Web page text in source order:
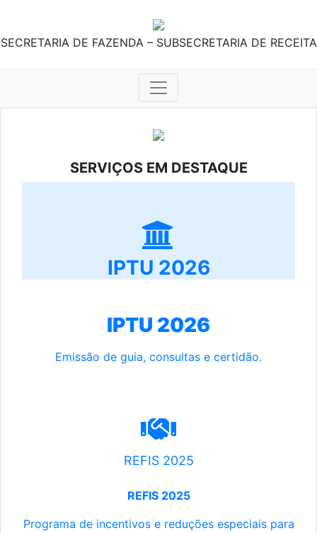
SECRETARIA DE FAZENDA – SUBSECRETARIA DE RECEITA
SERVIÇOS EM DESTAQUE
IPTU 2026
IPTU 2026
Emissão de guia, consultas e certidão.
REFIS 2025
REFIS 2025
Programa de incentivos e reduções especiais para